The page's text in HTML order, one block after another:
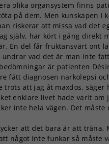
olika organsystem finns
på dem. Men kunskapen i
riskerar att missa vad det
själv, har kört i gång direkt
En del får fruktansvärt ont
undrar vad det är man inte
är patienten
fått diagnosen narkolepsi
att jag åt maxdos,
enklare livet hade varit
inte hela vägen. Det
att det bara är att träna.
något inte funkar så måste